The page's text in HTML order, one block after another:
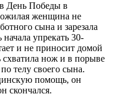
День Победы в
женщина не
сына и зарезала
упрекать 30-
и не приносит домой
схватила нож и в порыве
телу своего сына.
помощь, он
скончался.